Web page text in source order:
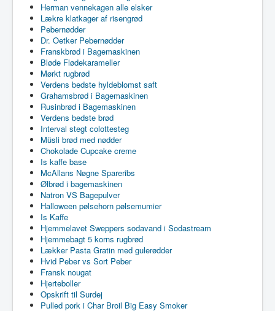
Herman vennekagen alle elsker
Lækre klatkager af risengrød
Pebernødder
Dr. Oetker Pebernødder
Franskbrød i Bagemaskinen
Bløde Flødekarameller
Mørkt rugbrød
Verdens bedste hyldeblomst saft
Grahamsbrød i Bagemaskinen
Rusinbrød i Bagemaskinen
Verdens bedste brød
Interval stegt colottesteg
Müsli brød med nødder
Chokolade Cupcake creme
Is kaffe base
McAllans Nøgne Spareribs
Ølbrød i bagemaskinen
Natron VS Bagepulver
Halloween pølsehorn pølsemumier
Is Kaffe
Hjemmelavet Sweppers sodavand i Sodastream
Hjemmebagt 5 korns rugbrød
Lækker Pasta Gratin med gulerødder
Hvid Peber vs Sort Peber
Fransk nougat
Hjerteboller
Opskrift til Surdej
Pulled pork i Char Broil Big Easy Smoker